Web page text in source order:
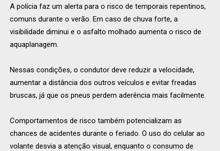
A polícia faz um alerta para o risco de temporais repentinos,
comuns durante o verão. Em caso de chuva forte, a
visibilidade diminui e o asfalto molhado aumenta o risco de
aquaplanagem.
Nessas condições, o condutor deve reduzir a velocidade,
aumentar a distância dos outros veículos e evitar freadas
bruscas, já que os pneus perdem aderência mais facilmente.
Comportamentos de risco também potencializam as
chances de acidentes durante o feriado. O uso do celular ao
volante desvia a atenção visual, enquanto o consumo de